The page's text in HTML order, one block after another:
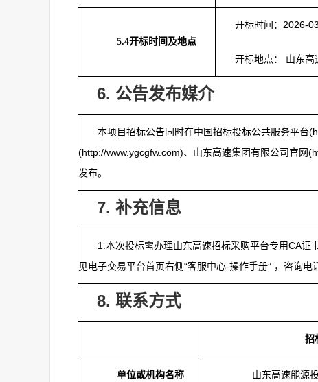
5.4开标时间及地点
开标时间：2026-
开标地点： 山东高
6. 公告发布媒介
本项目招标公告同时在中国招标投标公共服务平台
(http://www.ygcgfw.com)、山东高速集团有限公司官网
发布。
7. 补充信息
1.本次投标需办理山东高速招标采购平台专用CA
见电子交易平台首页右侧“客服中心-操作手册” ，咨询电
8. 联系方式
招
单位或机构名称 山东高速能源